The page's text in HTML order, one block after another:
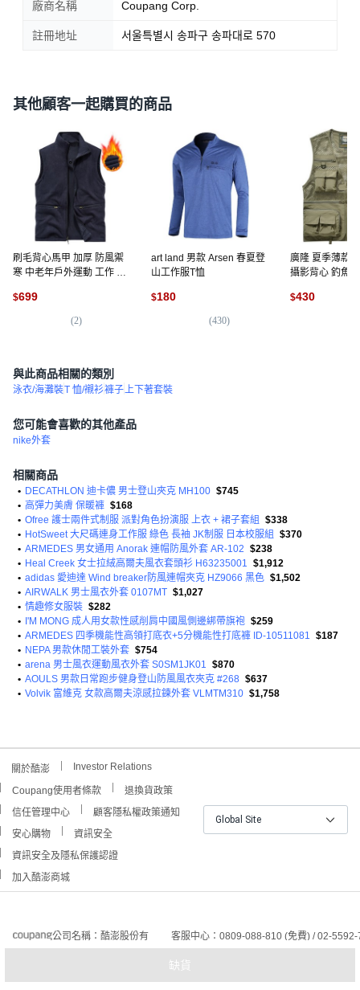
缺貨
廠商名稱 Coupang Corp.
註冊地址 서울특별시 송파구 송파대로 570
其他顧客一起購買的商品
刷毛背心馬甲 加厚 防風禦
寒 中老年戶外運動 工作 冬
$699
(2)
art land 男款 Arsen 春夏登
山工作服T恤
$180
(430)
廣隆 夏季薄款
攝影背心 釣魚
卡其,L
$430
與此商品相關的類別
泳衣/海灘裝T 恤/襯衫褲子上下著套裝
您可能會喜歡的其他產品
nike外套
相關商品
• DECATHLON 迪卡儂 男士登山夾克 MH100 $745
• 高彈力美膚 保暖褲 $168
• Ofree 護士兩件式制服 派對角色扮演服 上衣 + 裙子套組
$338
• HotSweet 大尺碼連身工作服 綠色 長袖 JK制服 日本校服組
$370
• ARMEDES 男女通用 Anorak 連帽防風外套 AR-102 $238
• Heal Creek 女士拉絨高爾夫風衣套頭衫 H63235001 $1,912
• adidas 愛迪達 Wind breaker防風連帽夾克 HZ9066 黑色 $1,502
• AIRWALK 男士風衣外套 0107MT $1,027
• 情趣修女服裝 $282
•
I'M MONG 成人用女款性感削肩中國風側邊綁帶旗袍 $259
• ARMEDES 四季機能性高領打底衣+5分機能性打底褲 ID-10511081 $187
• NEPA 男款休閒工裝外套 $754
• arena 男士風衣運動風衣外套 S0SM1JK01 $870
• AOULS 男款日常跑步健身登山防風風衣夾克 #268 $637
• Volvik 富維克 女款高爾夫涼感拉鍊外套 VLMTM310 $1,758
關於酷澎 Investor Relations
Coupang使用者條款
退換貨政策
信任管理中心
顧客隱私權政策通知
安心購物
資訊安全
資訊安全及隱私保護認證
加入酷澎商城
Global Site
公司名稱：酷澎股份有
限公司
市信義區信義路五段7
客服中心：0809-088-810 (免費) / 02-
電子郵件：help_tw@coupang.com